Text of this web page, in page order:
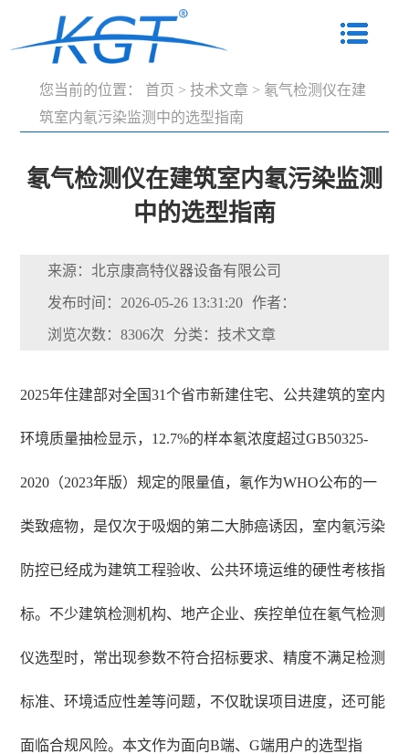
您当前的位置： 首页 > 技术文章 > 氡气检测仪在建
筑室内氡污染监测中的选型指南
氡气检测仪在建筑室内氡污染监测
中的选型指南
来源：北京康高特仪器设备有限公司
发布时间：2026-05-26 13:31:20 作者：
浏览次数：8306次 分类：技术文章
2025年住建部对全国31个省市新建住宅、公共建筑的室内
环境质量抽检显示，12.7%的样本氡浓度超过GB50325-
2020（2023年版）规定的限量值，氡作为WHO公布的一
类致癌物，是仅次于吸烟的第二大肺癌诱因，室内氡污染
防控已经成为建筑工程验收、公共环境运维的硬性考核指
标。不少建筑检测机构、地产企业、疾控单位在氡气检测
仪选型时，常出现参数不符合招标要求、精度不满足检测
标准、环境适应性差等问题，不仅耽误项目进度，还可能
面临合规风险。本文作为面向B端、G端用户的选型指